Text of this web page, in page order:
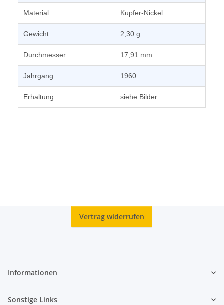
Material Kupfer-Nickel
Gewicht 2,30 g
Durchmesser 17,91 mm
Jahrgang 1960
Erhaltung siehe Bilder
Vertrag widerrufen
Informationen
Sonstige Links